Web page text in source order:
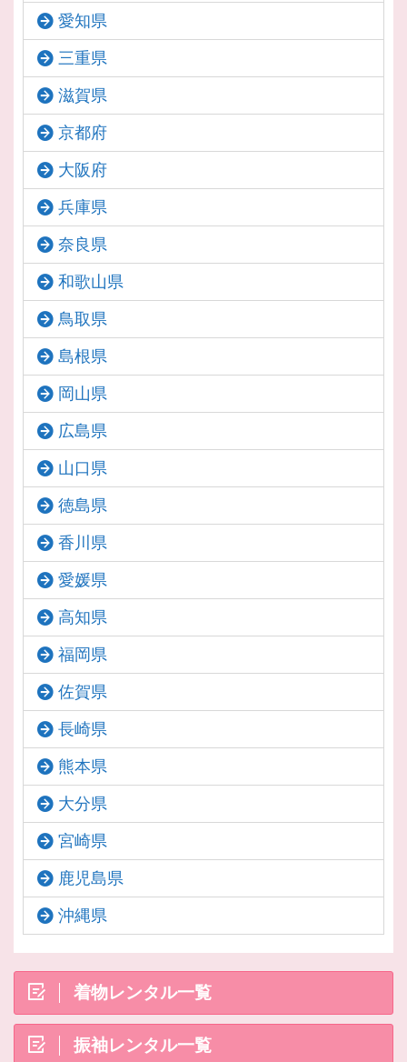
愛知県
三重県
滋賀県
京都府
大阪府
兵庫県
奈良県
和歌山県
鳥取県
島根県
岡山県
広島県
山口県
徳島県
香川県
愛媛県
高知県
福岡県
佐賀県
長崎県
熊本県
大分県
宮崎県
鹿児島県
沖縄県
着物レンタル一覧
振袖レンタル一覧